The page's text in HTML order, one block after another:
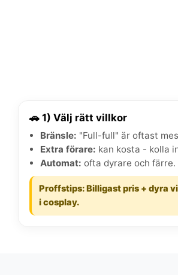
🚗 1) Välj rätt villkor
Bränsle: "Full-full" är oftast
Extra förare: kan kosta - kolla
Automat: ofta dyrare och färre.
Proffstips: Billigast pris + dyra
i cosplay.